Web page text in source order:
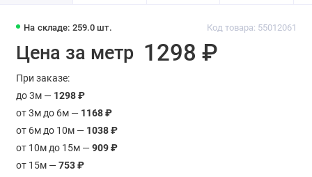
На складе: 259.0 шт. Код товара: 55012061
Цена за метр 1298 ₽
При заказе:
до 3м — 1298 ₽
от 3м до 6м — 1168 ₽
от 6м до 10м — 1038 ₽
от 10м до 15м —909 ₽
от 15м —753 ₽